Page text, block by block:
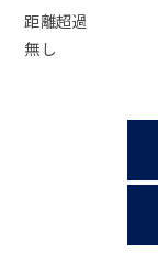
距離超過
無し